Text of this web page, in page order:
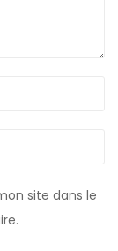
site dans le